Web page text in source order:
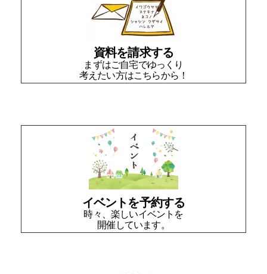
資料を請求する
まずはご自宅でゆっくり
考えたい方はこちらから！
イベントを予約する
時々、楽しいイベントを
開催しています。